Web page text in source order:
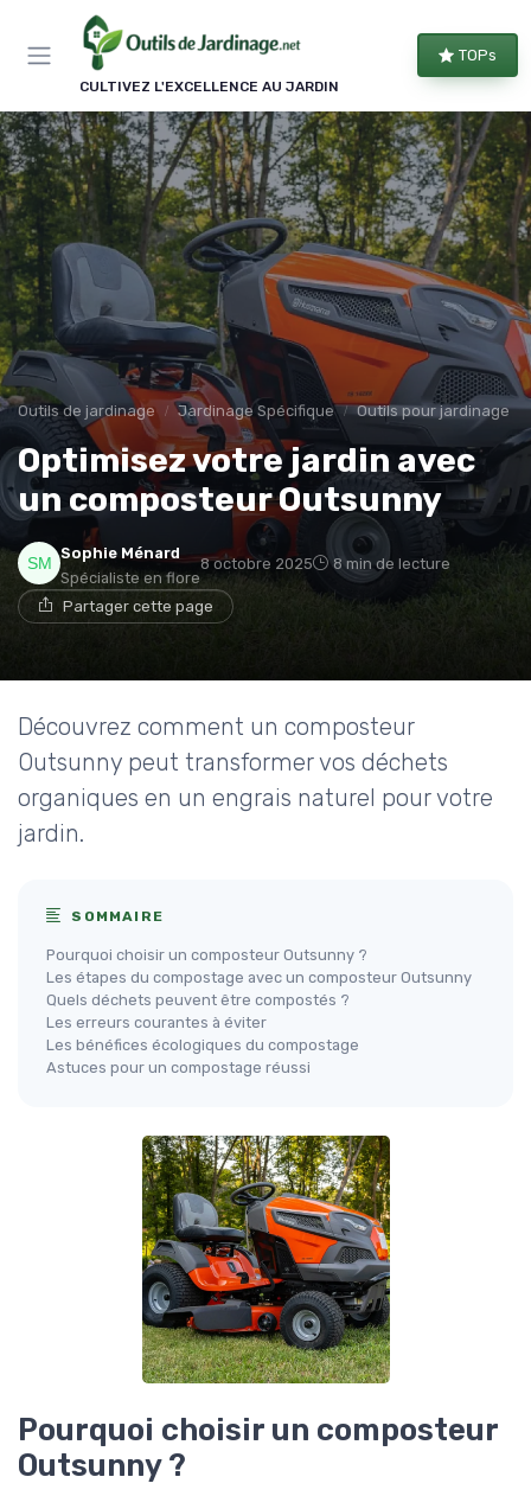
CULTIVEZ L'EXCELLENCE AU JARDIN
TOPs
Outils de jardinage Jardinage Spécifique Outils pour jardinage
Optimisez votre jardin avec
un composteur Outsunny
Sophie Ménard
Spécialiste en flore
8 octobre 2025 8 min de lecture
Partager cette page
Découvrez comment un composteur
Outsunny peut transformer vos déchets
organiques en un engrais naturel pour votre
jardin.
SOMMAIRE
Pourquoi choisir un composteur Outsunny ?
Les étapes du compostage avec un composteur Outsunny
Quels déchets peuvent être compostés ?
Les erreurs courantes à éviter
Les bénéfices écologiques du compostage
Astuces pour un compostage réussi
Pourquoi choisir un composteur
Outsunny ?
Panneau de gestion des cookies